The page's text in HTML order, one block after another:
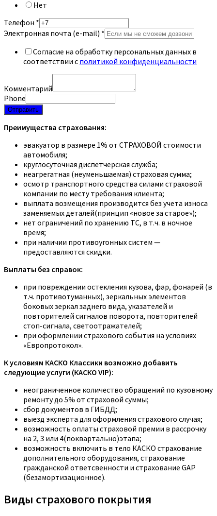
Нет
Телефон *
Электронная почта (e-mail) *
Согласие на обработку персональных данных в
соответствии с политикой конфиденциальности
Комментарий
Phone
Отправить
Преимущества страхования:
эвакуатор в размере 1% от СТРАХОВОЙ стоимости
автомобиля;
круглосуточная диспетчерская служба;
неагрегатная (неуменьшаемая) страховая сумма;
осмотр транспортного средства силами страховой
компании по месту требования клиента;
выплата возмещения производится без учета износа
заменяемых деталей(принцип «новое за старое»);
нет ограничений по хранению ТС, в т.ч. в ночное
время;
при наличии противоугонных систем —
предоставляются скидки.
Выплаты без справок:
при повреждении остекления кузова, фар, фонарей (в
т.ч. противотуманных), зеркальных элементов
боковых зеркал заднего вида, указателей и
повторителей сигналов поворота, повторителей
стоп-сигнала, светоотражателей;
при оформлении страхового события на условиях
«Европротокол».
К условиям КАСКО Классики возможно добавить
следующие услуги (КАСКО VIP):
неограниченное количество обращений по кузовному
ремонту до 5% от страховой суммы;
сбор документов в ГИБДД;
выезд эксперта для оформления страхового случая;
возможность оплаты страховой премии в рассрочку
на 2, 3 или 4(поквартально)этапа;
возможность включить в тело КАСКО страхование
дополнительного оборудования, страхование
гражданской ответсвенности и страхование GAP
(безамортизационное).
Виды страхового покрытия